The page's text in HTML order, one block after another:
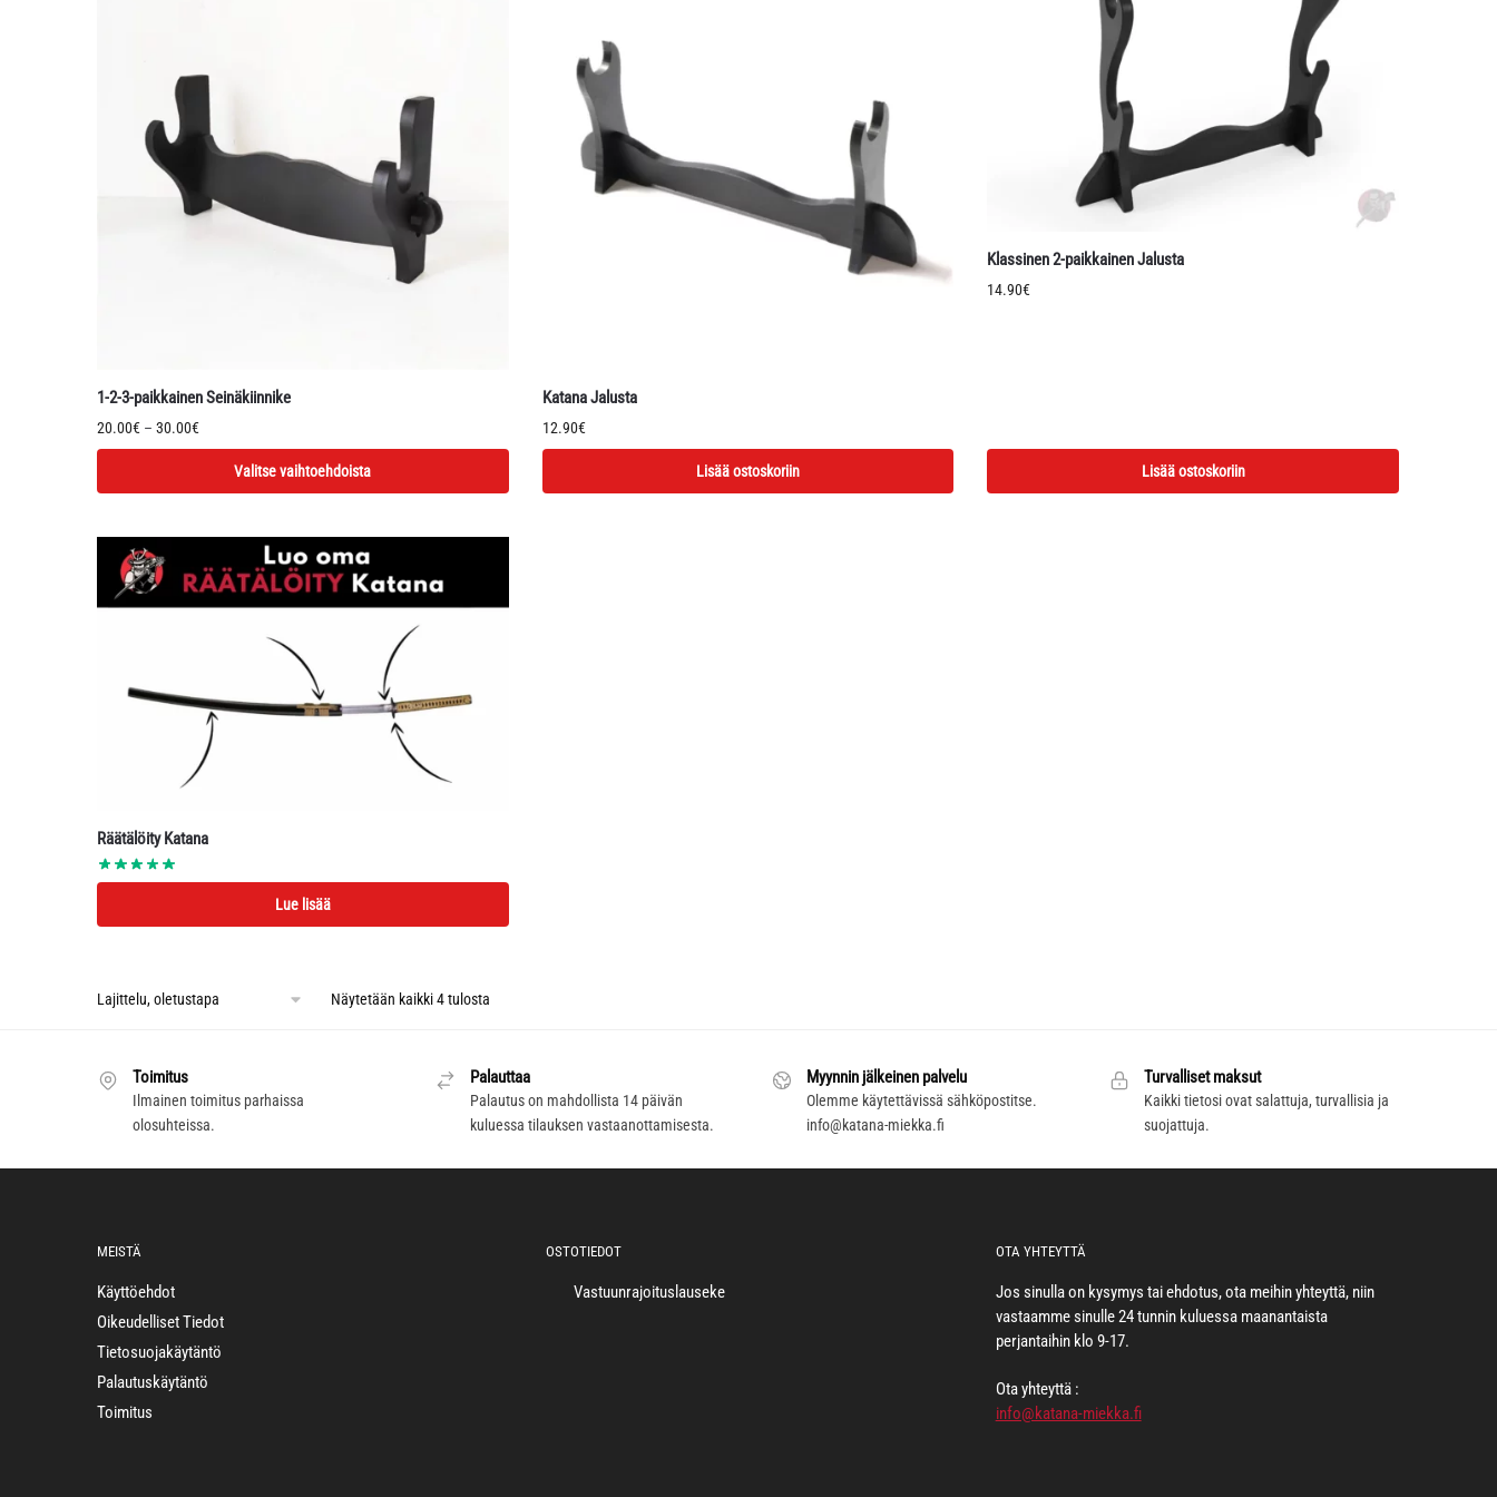
1-2-3-paikkainen Seinäkiinnike
20.00€ – 30.00€Hintaluokka:
20.00€
Valitse vaihtoehdoista
tuotteella
useampi
muunnelma.
Voit
tuotteen
Katana Jalusta
12.90€
Lisää ostoskoriin
Klassinen 2-paikkainen Jalusta
14.90€
Lisää ostoskoriin
Räätälöity Katana
Lue lisää
Näytetään kaikki 4 tulosta
Toimitus
Ilmainen toimitus parhaissa
olosuhteissa.
Palauttaa
Palautus on mahdollista 14 päivän
kuluessa tilauksen vastaanottamisesta.
Myynnin jälkeinen palvelu
Olemme käytettävissä sähköpostitse.
info@katana-miekka.fi
Turvalliset maksut
Kaikki tietosi ovat salattuja, turvallisia ja
suojattuja.
MEISTÄ
Käyttöehdot
Oikeudelliset Tiedot
Tietosuojakäytäntö
Palautuskäytäntö
Toimitus
OSTOTIEDOT
Vastuunrajoituslauseke
OTA YHTEYTTÄ
Jos sinulla on kysymys tai ehdotus, ota meihin yhteyttä, niin
vastaamme sinulle 24 tunnin kuluessa maanantaista
perjantaihin klo 9-17.
Ota yhteyttä :
info@katana-miekka.fi